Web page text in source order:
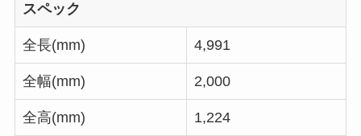
スペック
全長(mm) 4,991
全幅(mm) 2,000
全高(mm) 1,224